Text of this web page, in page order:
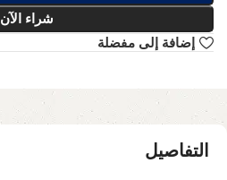
شراء الآن
إضافة إلى مفضلة
التفاصيل